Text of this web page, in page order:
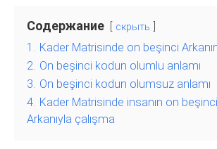
Содержание скрыть
1. Kader Matrisinde on beşinci
2. On beşinci kodun olumlu anlamı
3. On beşinci kodun olumsuz anlamı
4. Kader Matrisinde insanın on
Arkanıyla çalışma